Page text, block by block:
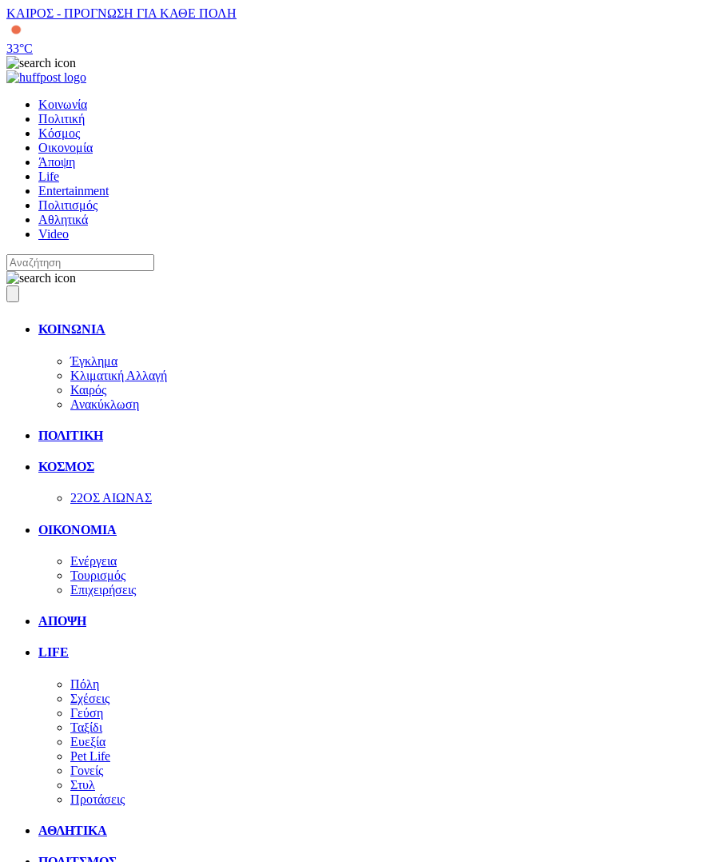
ΚΑΙΡΟΣ - ΠΡΟΓΝΩΣΗ ΓΙΑ ΚΑΘΕ ΠΟΛΗ
33°C
Κοινωνία
Πολιτική
Κόσμος
Οικονομία
Άποψη
Life
Entertainment
Πολιτισμός
Αθλητικά
Video
ΚΟΙΝΩΝΙΑ
Έγκλημα
Κλιματική Αλλαγή
Καιρός
Ανακύκλωση
ΠΟΛΙΤΙΚΗ
ΚΟΣΜΟΣ
22ΟΣ ΑΙΩΝΑΣ
ΟΙΚΟΝΟΜΙΑ
Ενέργεια
Τουρισμός
Επιχειρήσεις
ΑΠΟΨΗ
LIFE
Πόλη
Σχέσεις
Γεύση
Ταξίδι
Ευεξία
Pet Life
Γονείς
Στυλ
Προτάσεις
ΑΘΛΗΤΙΚΑ